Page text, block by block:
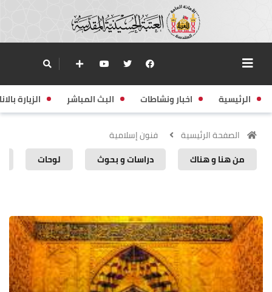
الرئيسية اخبار ونشاطات البث المباشر الزيارة
الصفحة الرئيسية
فنون إسلامية
من هنا و هناك
دراسات و بحوث لوحات